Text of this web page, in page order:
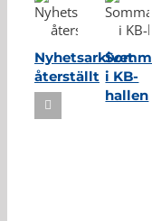
Nyhetsarkivet
återställt i KB-
hallen